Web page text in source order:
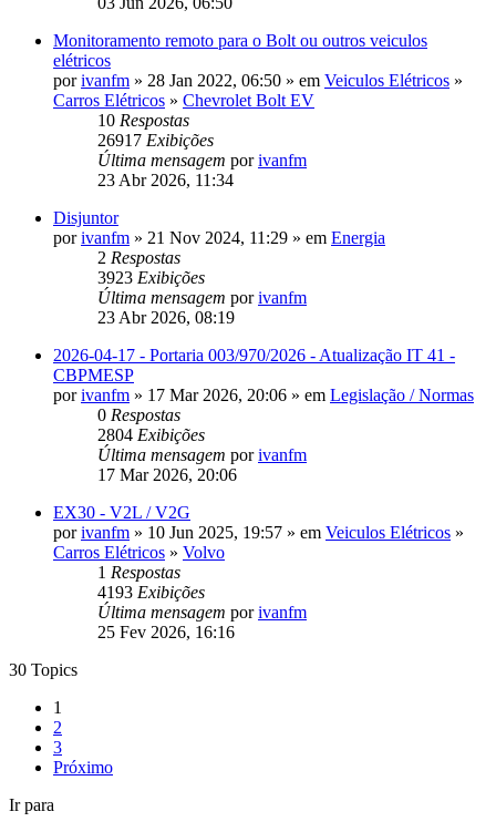
Monitoramento remoto para o Bolt ou outros veiculos
elétricos
porivanfm » 28 Jan 2022, 06:50 » em Veiculos Elétricos »
Carros Elétricos » Chevrolet Bolt EV
10 Respostas
26917 Exibições
Última mensagem porivanfm
23 Abr 2026, 11:34
Disjuntor
porivanfm » 21 Nov 2024, 11:29 » em Energia
2 Respostas
3923 Exibições
Última mensagem porivanfm
23 Abr 2026, 08:19
2026-04-17 - Portaria 003/970/2026 - Atualização IT 41 -
CBPMESP
porivanfm » 17 Mar 2026, 20:06 » em Legislação / Normas
0 Respostas
2804 Exibições
Última mensagem porivanfm
17 Mar 2026, 20:06
EX30 - V2L / V2G
porivanfm » 10 Jun 2025, 19:57 » em Veiculos Elétricos »
Carros Elétricos » Volvo
1 Respostas
4193 Exibições
Última mensagem porivanfm
25 Fev 2026, 16:16
30 Topics
1
2
3
Próximo
Ir para